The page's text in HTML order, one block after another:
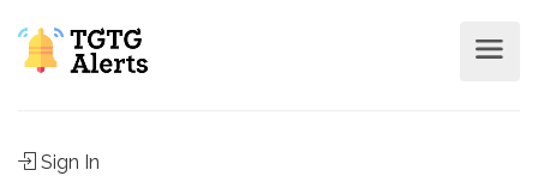
Sign In